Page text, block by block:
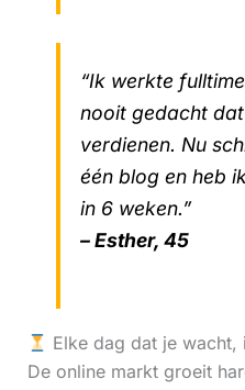
“Ik werkte
nooit gedacht
verdienen. Nu
één blog en heb
in 6 weken.”
– Esther, 45
Elke dag dat je wacht,
De online markt groeit